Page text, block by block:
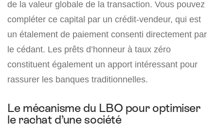
de la valeur globale de la transaction. Vous pouvez
compléter ce capital par un crédit-vendeur, qui est
un étalement de paiement consenti directement par
le cédant. Les prêts d’honneur à taux zéro
constituent également un apport intéressant pour
rassurer les banques traditionnelles.
Le mécanisme du LBO pour optimiser
le rachat d’une société